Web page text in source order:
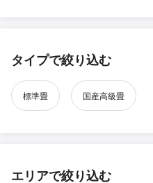
タイプで絞り込む
標準畳 国産高級畳
エリアで絞り込む